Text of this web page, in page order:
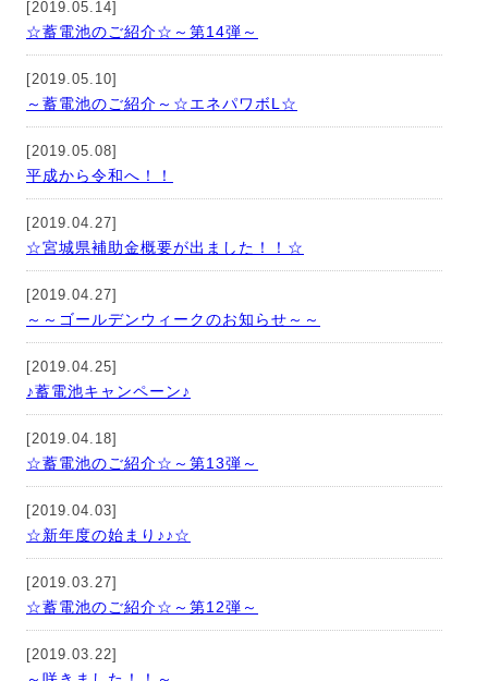
[2019.05.14]
☆蓄電池のご紹介☆～第14弾～
[2019.05.10]
～蓄電池のご紹介～☆エネパワボL☆
[2019.05.08]
平成から令和へ！！
[2019.04.27]
☆宮城県補助金概要が出ました！！☆
[2019.04.27]
～～ゴールデンウィークのお知らせ～～
[2019.04.25]
♪蓄電池キャンペーン♪
[2019.04.18]
☆蓄電池のご紹介☆～第13弾～
[2019.04.03]
☆新年度の始まり♪♪☆
[2019.03.27]
☆蓄電池のご紹介☆～第12弾～
[2019.03.22]